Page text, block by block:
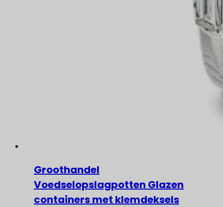
Groothandel
Voedselopslagpotten Glazen
containers met klemdeksels